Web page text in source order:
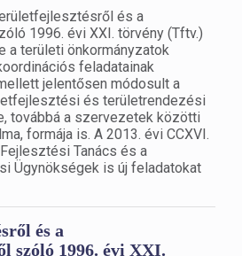
és a
1996. évi XXI. törvény (Tftv.)
a területi önkormányzatok
feladatainak
jelentősen módosult a
és területrendezési
továbbá a szervezetek közötti
formája is. A 2013. évi CCXVI.
Tanács és a
Ügynökségek is új feladatokat
és a
szóló 1996. évi XXI.